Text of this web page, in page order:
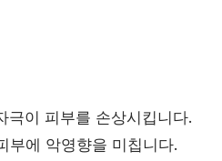
극이 피부를 손상시킵니다.
부에 악영향을 미칩니다.